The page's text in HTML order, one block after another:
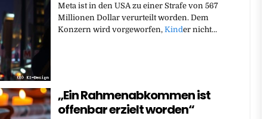
Meta ist in den USA zu einer Strafe von 567
Millionen Dollar verurteilt worden. Dem
Konzern wird vorgeworfen, Kinder nicht…
„Ein Rahmenabkommen ist
offenbar erzielt worden“